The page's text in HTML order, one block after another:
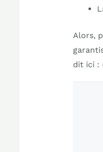
Alors,
dit ici :